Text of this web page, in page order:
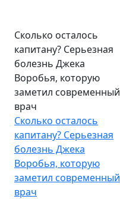
Сколько осталось
капитану? Серьезная
болезнь Джека
Воробья, которую
заметил современный
врач
Сколько осталось
капитану? Серьезная
болезнь Джека
Воробья, которую
заметил современный
врач